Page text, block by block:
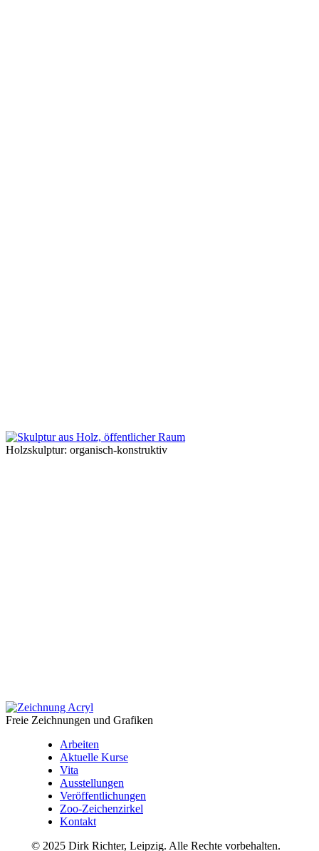
Holzskulptur: organisch-konstruktiv
Freie Zeichnungen und Grafiken
Arbeiten
Aktuelle Kurse
Vita
Ausstellungen
Veröffentlichungen
Zoo-Zeichenzirkel
Kontakt
© 2025 Dirk Richter, Leipzig. Alle Rechte vorbehalten.